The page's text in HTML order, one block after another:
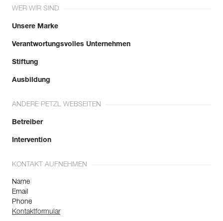
WER WIR SIND
Unsere Marke
Verantwortungsvolles Unternehmen
Stiftung
Ausbildung
ANDERE PETZL WEBSEITEN
Betreiber
Intervention
KONTAKT AUFNEHMEN
Name
Email
Phone
Kontaktformular